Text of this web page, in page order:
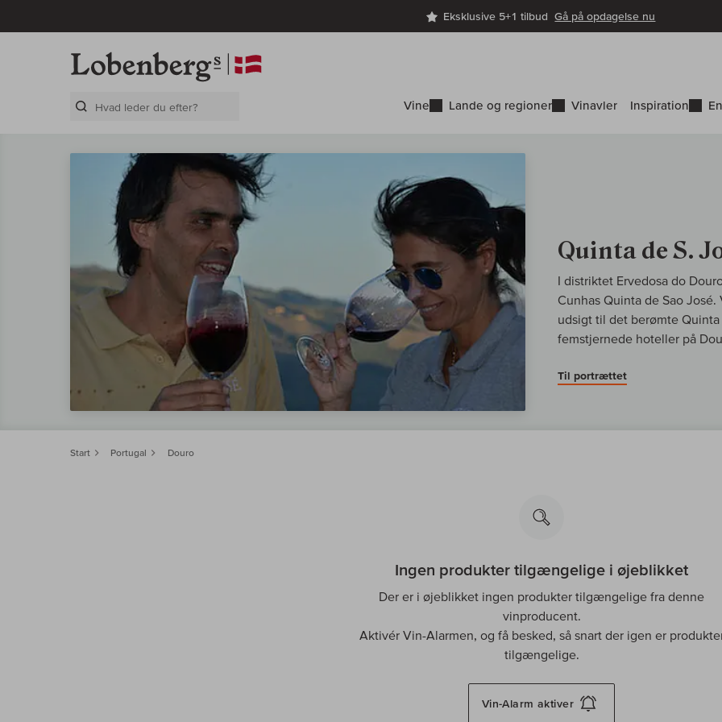
Eksklusive 5+1 tilbudGå på opdagelse nu
Vine Lande og regioner Vinavler Inspiration
Quinta de S.
I distriktet Ervedosa do
Cunhas Quinta de Sao
udsigt til det berømte
femstjernede hoteller på
Til portrættet
Start Portugal Douro
Ingen produkter tilgængelige i øjeblikket
Der er i øjeblikket ingen produkter tilgængelige fra denne
vinproducent.
Aktivér Vin-Alarmen, og få besked, så snart der igen er
tilgængelige.
Vin-Alarm aktiver